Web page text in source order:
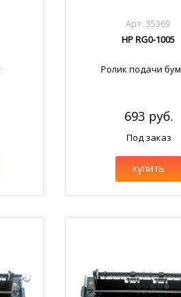
Арт. 35369
HP RG0-1005
Ролик подачи
693 руб.
Под заказ
купить